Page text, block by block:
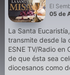
El
05 de
La Santa
transmite desde la
ESNE TV/Radio
de que ésta sea
diocesanos como